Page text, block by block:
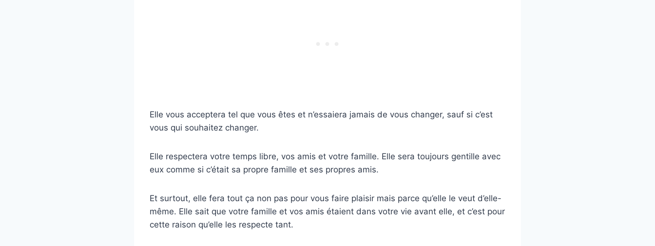
Elle vous acceptera tel que vous êtes et n’essaiera jamais de vous changer, sauf si c’est
vous qui souhaitez changer.
Elle respectera votre temps libre, vos amis et votre famille. Elle sera toujours gentille avec
eux comme si c’était sa propre famille et ses propres amis.
Et surtout, elle fera tout ça non pas pour vous faire plaisir mais parce qu’elle le veut d’elle-
même. Elle sait que votre famille et vos amis étaient dans votre vie avant elle, et c’est pour
cette raison qu’elle les respecte tant.